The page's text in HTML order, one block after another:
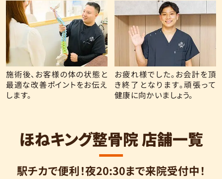
施術後、お客様の体の状態と
最適な改善ポイントをお伝え
します。
お疲れ様でした。お会計を頂
き終了となります。頑張って
健康に向かいましょう。
ほねキング整骨院 店舗一覧
駅チカで便利！夜20:30まで来院受付中！